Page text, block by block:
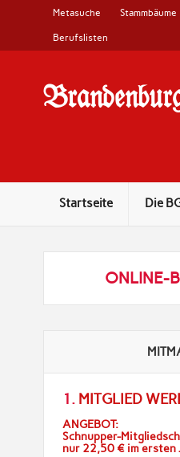
Metasuche Stammbäume
Berufslisten
Startseite Die
ONLINE-
1. MITGLIED
ANGEBOT:
Schnupper-
nur 22,50 € im ersten